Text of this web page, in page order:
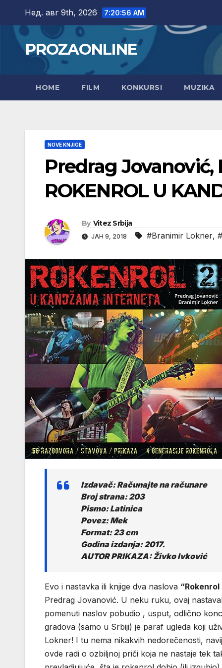
content
Нед. авг 9th, 2026 7:20:57 AM
PROZAONLINE
HOME FILM KONKURSI MUZIKA
NOVE KNJIGE
Predrag
ROKENROL U
By Vitez Srbija
ЈАН 9, 2018 #Branimir Lokner,
Izdavač: Računajte na računare
Broj strana: 203
Pismo: Latinica
Povez: Mek
Format: 23 cm
Godina izdanja: 2017.
AUTOR PRIKAZA: Živko Ivković
Evo i nastavka ili knjige dva naslova
Predrag Jovanović. U neku ruku, ovaj
pomenuti naslov pobudio , usput, odlično
gradova (samo u Srbiji) je paraf ugleda koji
Lokner! I tu nema nikakvih nedorečenosti,
ovde radi o ozbiljnoj priči koja ne nastaje tek